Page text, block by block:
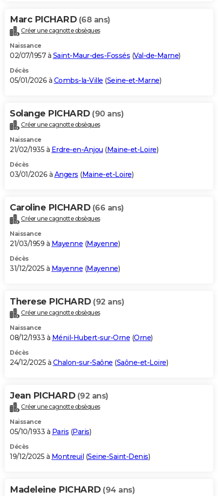
Marc PICHARD (68 ans)
Créer une cagnotte obsèques
Naissance
02/07/1957 à Saint-Maur-des-Fossés (Val-de-Marne)
Décès
05/01/2026 à Combs-la-Ville (Seine-et-Marne)
Solange PICHARD (90 ans)
Créer une cagnotte obsèques
Naissance
21/02/1935 à Erdre-en-Anjou (Maine-et-Loire)
Décès
03/01/2026 à Angers (Maine-et-Loire)
Caroline PICHARD (66 ans)
Créer une cagnotte obsèques
Naissance
21/03/1959 à Mayenne (Mayenne)
Décès
31/12/2025 à Mayenne (Mayenne)
Therese PICHARD (92 ans)
Créer une cagnotte obsèques
Naissance
08/12/1933 à Ménil-Hubert-sur-Orne (Orne)
Décès
24/12/2025 à Chalon-sur-Saône (Saône-et-Loire)
Jean PICHARD (92 ans)
Créer une cagnotte obsèques
Naissance
05/10/1933 à Paris (Paris)
Décès
19/12/2025 à Montreuil (Seine-Saint-Denis)
Madeleine PICHARD (94 ans)